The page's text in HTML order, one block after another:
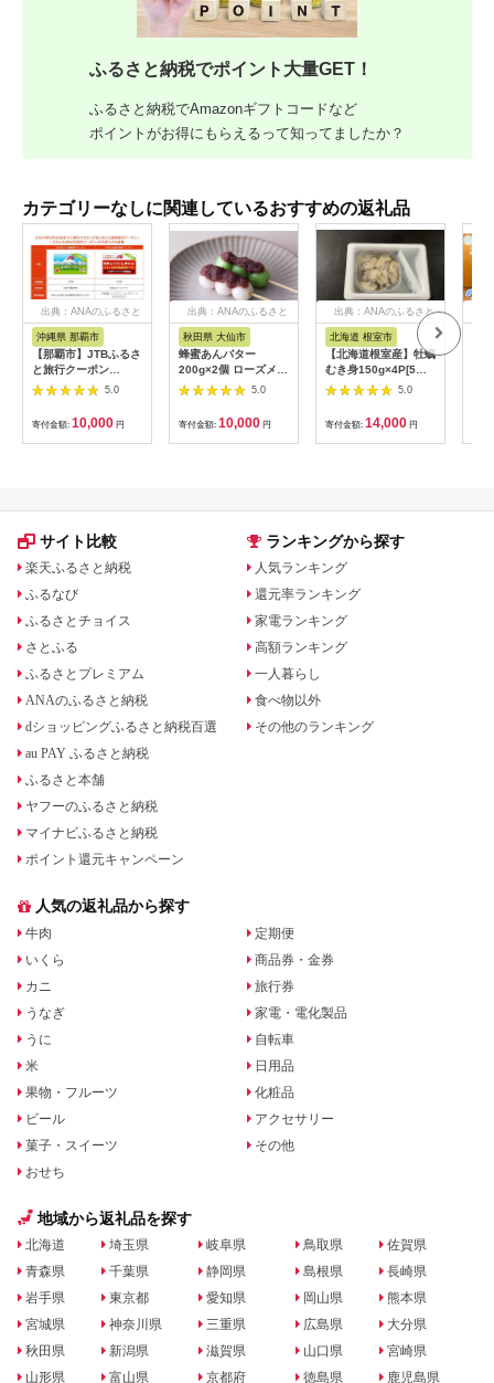
ふるさと納税でポイント大量GET！
ふるさと納税でAmazonギフトコードなど
ポイントがお得にもらえるって知ってましたか？
カテゴリーなしに関連しているおすすめの返礼品
出典：ANAのふるさと
沖縄県 那覇市
【那覇市】JTBふるさ
と旅行クーポン
（3,000円分）有効期
間3年（Eメール発
行）｜旅行 トラベル
予約 国内旅行 JTB 宿
泊 観光 体験 旅行券
人気 おすすめ 旅行ク
ン ネット予約 電話 有
5.0
寄付金額: 10,000 円
出典：ANAのふるさと
秋田県 大仙市
蜂蜜あんバター
200g×2個 ローズメイ
[あんバター はちみ
つ 発酵バター あん
こ 水あめ不使用 秋
田県 大仙市]
5.0
寄付金額: 10,000 円
出典：ANAのふるさと
納税
北海道 根室市
【北海道根室産】牡蠣
むき身150g×4P[5月
下旬以降発送] A-
5.0
寄付金額: 14,000 円
サイト比較
楽天ふるさと納税
ふるなび
ふるさとチョイス
さとふる
ふるさとプレミアム
ANAのふるさと納税
dショッピングふるさと納税百選
au PAY ふるさと納税
ふるさと本舗
ヤフーのふるさと納税
マイナビふるさと納税
ポイント還元キャンペーン
ランキングから探す
人気ランキング
還元率ランキング
家電ランキング
高額ランキング
一人暮らし
食べ物以外
その他のランキング
人気の返礼品から探す
牛肉
いくら
カニ
うなぎ
うに
米
果物・フルーツ
ビール
菓子・スイーツ
おせち
定期便
商品券・金券
旅行券
家電・電化製品
自転車
日用品
化粧品
アクセサリー
その他
地域から返礼品を探す
北海道
青森県
岩手県
宮城県
秋田県
山形県
埼玉県
千葉県
東京都
神奈川県
新潟県
富山県
岐阜県
静岡県
愛知県
三重県
滋賀県
京都府
鳥取県
島根県
岡山県
広島県
山口県
徳島県
佐賀県
長崎県
熊本県
大分県
宮崎県
鹿児島県